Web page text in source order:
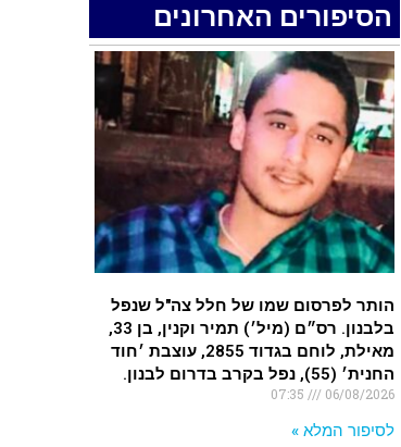
החופשה המשפחתית שהפכה למסע
גניבות: הוגשו 15 כתבי אישום נגד בני
זוג שיחד עם ילדיהם יצאו למסע גניבות
באילת.
האדמה רועדת- סדרת רעידות אדמה
בחצי האי סיני
רעידת אדמה הורגשה באילת
הסיפורים האחרונים
הותר לפרסום שמו של חלל צה"ל שנפל
בלבנון. רס״ם (מיל׳) תמיר וקנין, בן 33,
מאילת, לוחם בגדוד 2855, עוצבת ׳חוד
החנית׳ (55), נפל בקרב בדרום לבנון.
06/08/2026
לסיפור המלא »